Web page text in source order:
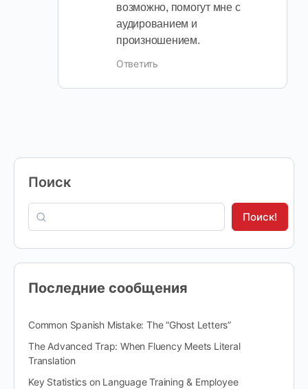
возможно, помогут мне с
аудированием и
произношением.
Ответить
Поиск
Поиск!
Последние сообщения
Common Spanish Mistake: The “Ghost Letters”
The Advanced Trap: When Fluency Meets Literal
Translation
Key Statistics on Language Training & Employee